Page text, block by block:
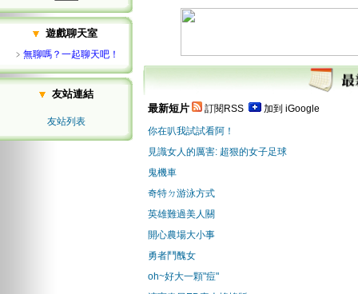
遊戲聊天室
﹥ 無聊嗎？一起聊天吧！
友站連結
友站列表
最新短片 訂閱RSS
加到 iGoogle
你在叭我試試看阿！
見識女人的厲害: 超狠的女子足球
鬼機車
奇特ㄉ游泳方式
英雄難過美人關
開心農場大小事
勇者鬥醜女
oh~好大一顆"痘"